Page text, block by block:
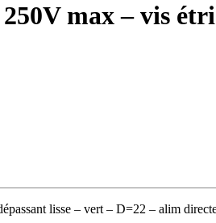
max – vis
lisse – vert – D=22 – alim